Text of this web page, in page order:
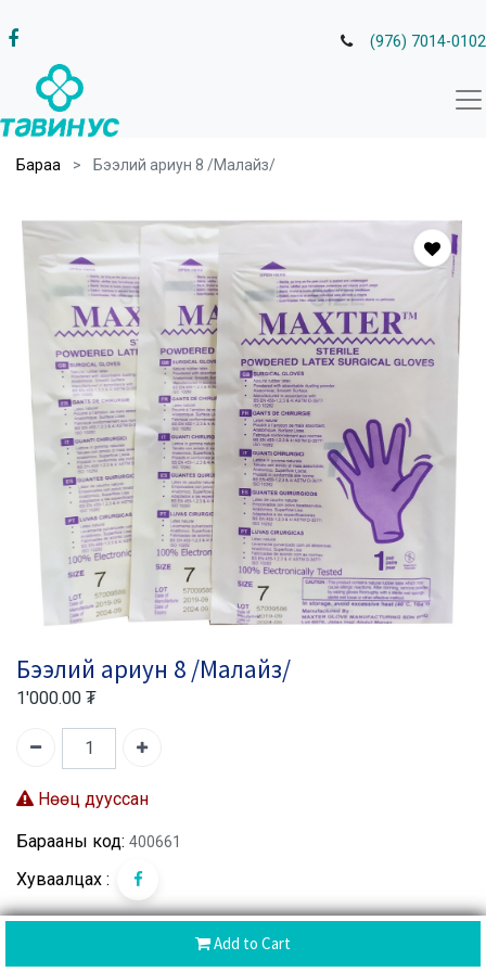
(976) 7014-0102
Бараа Бээлий ариун 8 /Малайз/
Add to Cart
Бээлий ариун 8 /Малайз/
1'000.00 ₮
Нөөц дууссан
Барааны код: 400661
Хуваалцах :